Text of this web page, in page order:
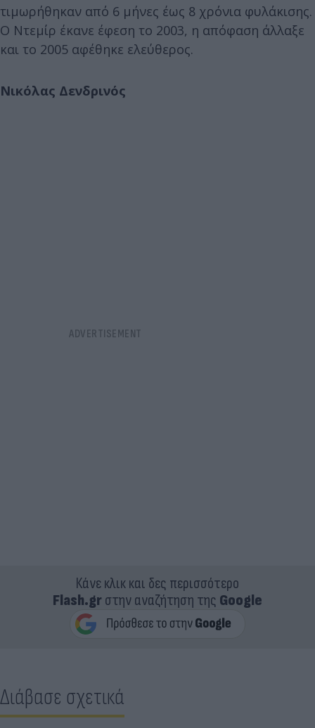
τιμωρήθηκαν από 6 μήνες έως 8 χρόνια φυλάκισης.
Ο Ντεμίρ έκανε έφεση το 2003, η απόφαση άλλαξε
και το 2005 αφέθηκε ελεύθερος.
Νικόλας Δενδρινός
Κάνε κλικ και δες περισσότερο
Flash.grστην αναζήτηση της Google
Διάβασε σχετικά